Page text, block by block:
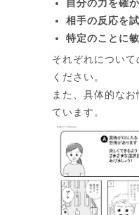
自分の力を確
相手の反応を
特定のことに
それぞれについ
ください。
また、具体的な
ています。